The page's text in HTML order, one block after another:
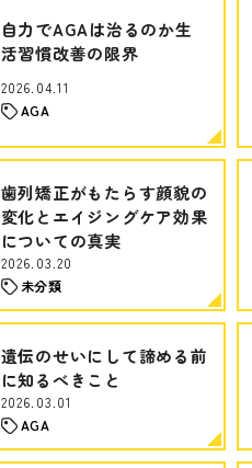
自力でAGAは治るのか生
活習慣改善の限界
2026.04.11
AGA
歯列矯正がもたらす顔貌の
変化とエイジングケア効果
についての真実
2026.03.20
未分類
遺伝のせいにして諦める前
に知るべきこと
2026.03.01
AGA